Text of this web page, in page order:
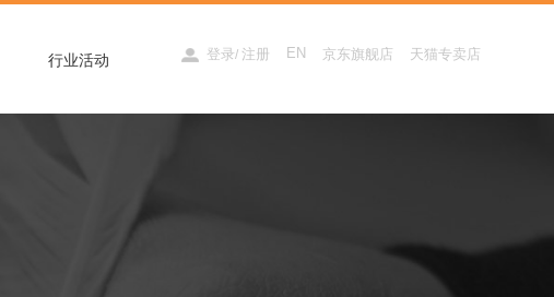
天猫专卖店
京东旗舰店
EN
登录/ 注册
行业活动